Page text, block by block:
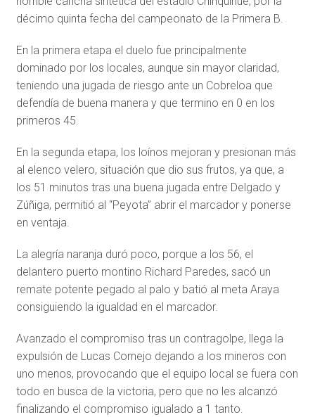
décimo quinta fecha del campeonato de la Primera B.
En la primera etapa el duelo fue principalmente
dominado por los locales, aunque sin mayor claridad,
teniendo una jugada de riesgo ante un Cobreloa que
defendía de buena manera y que termino en 0 en los
primeros 45.
En la segunda etapa, los loínos mejoran y presionan más
al elenco velero, situación que dio sus frutos, ya que, a
los 51 minutos tras una buena jugada entre Delgado y
Zúñiga, permitió al “Peyota” abrir el marcador y ponerse
en ventaja.
La alegría naranja duró poco, porque a los 56, el
delantero puerto montino Richard Paredes, sacó un
remate potente pegado al palo y batió al meta Araya
consiguiendo la igualdad en el marcador.
Avanzado el compromiso tras un contragolpe, llega la
expulsión de Lucas Cornejo dejando a los mineros con
uno menos, provocando que el equipo local se fuera con
todo en busca de la victoria, pero que no les alcanzó
finalizando el compromiso igualado a 1 tanto.